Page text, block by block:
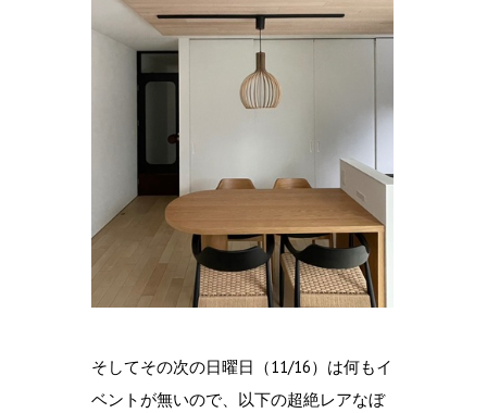
そしてその次の日曜日（11/16）は何もイ
ベントが無いので、以下の超絶レアなぼ